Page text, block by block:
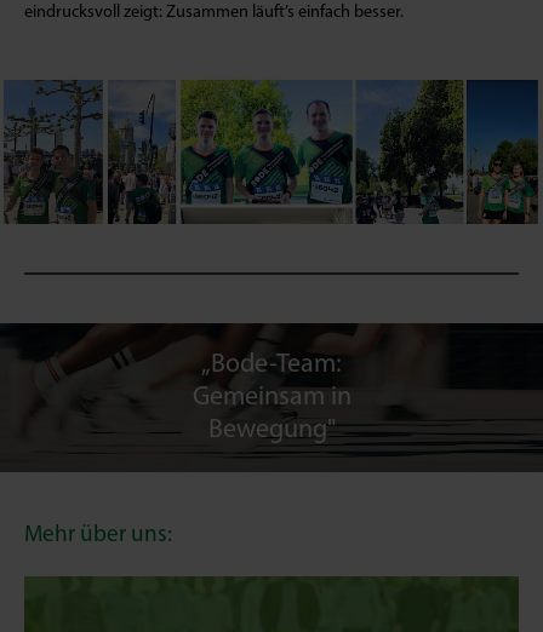
eindrucksvoll zeigt: Zusammen läuft’s einfach besser.
„Bode-Team:
Gemeinsam in
Bewegung"
Mehr über uns: